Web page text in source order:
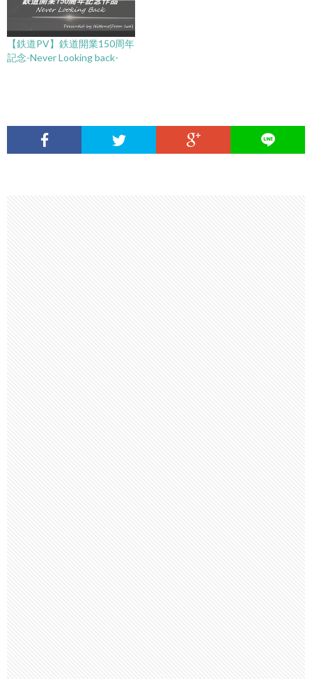
【鉄道PV】鉄道開業150周年
記念-Never Looking back-